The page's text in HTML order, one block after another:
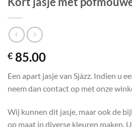
€ 85.00
Een apart jasje van Sjàzz. Indien u
neem dan contact op met onze
Wij kunnen dit jasje, maar ook de
op maat in diverse kleuren maken.